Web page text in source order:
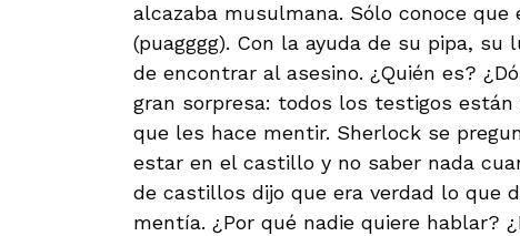
alcazaba musulmana. Sólo conoce
(puagggg). Con la ayuda de su pipa,
de encontrar al asesino. ¿Quién es?
gran sorpresa: todos los testigos
que les hace mentir. Sherlock se
estar en el castillo y no saber nada
de castillos dijo que era verdad lo que
mentía. ¿Por qué nadie quiere hablar?